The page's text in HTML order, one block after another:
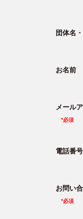
団体名
お名前
メール
電話番号
お問い